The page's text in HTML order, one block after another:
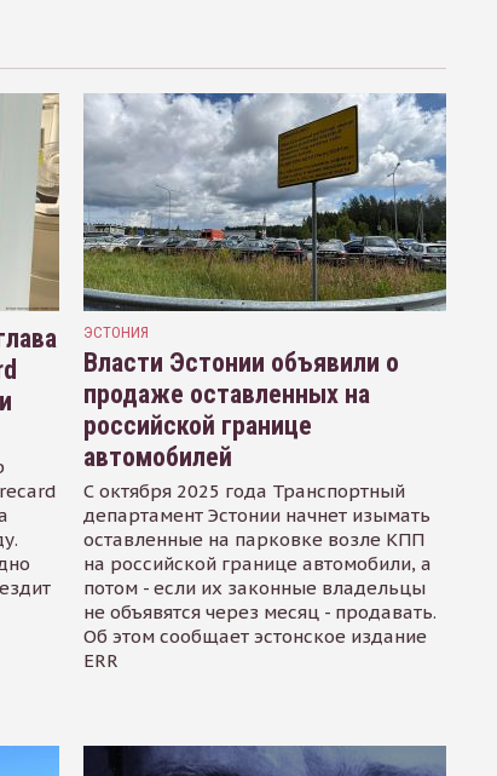
ЭСТОНИЯ
Власти Эстонии объявили о
продаже оставленных на
российской границе
автомобилей
С октября 2025 года Транспортный
департамент Эстонии начнет изымать
оставленные на парковке возле КПП
на российской границе автомобили, а
потом - если их законные владельцы
не объявятся через месяц - продавать.
Об этом сообщает эстонское издание
ERR